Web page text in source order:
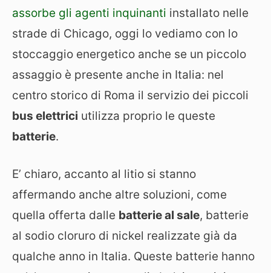
assorbe gli agenti inquinanti installato nelle
strade di Chicago, oggi lo vediamo con lo
stoccaggio energetico anche se un piccolo
assaggio è presente anche in Italia: nel
centro storico di Roma il servizio dei piccoli
bus elettrici utilizza proprio le queste
batterie.
E’ chiaro, accanto al litio si stanno
affermando anche altre soluzioni, come
quella offerta dalle batterie al sale, batterie
al sodio cloruro di nickel realizzate già da
qualche anno in Italia. Queste batterie hanno